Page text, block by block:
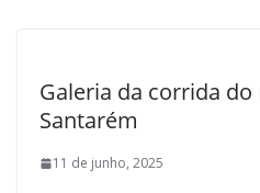
Galeria da corrida
Santarém
11 de junho, 2025